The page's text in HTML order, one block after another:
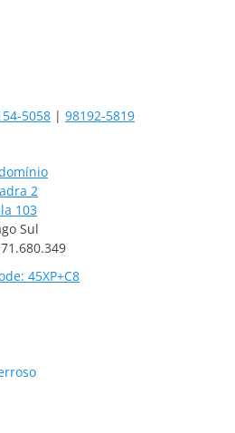
5058 | 98192-5819
2
103
Sul
45XP+C8